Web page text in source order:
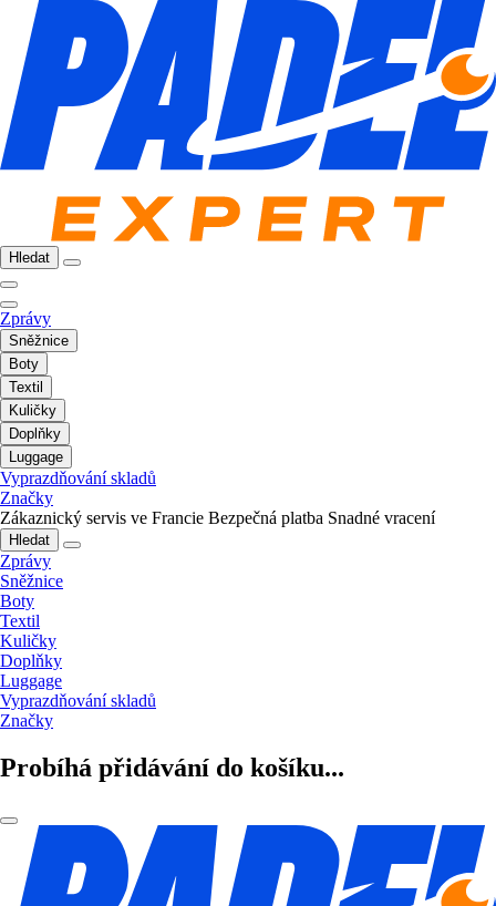
Hledat
Zprávy
Sněžnice
Boty
Textil
Kuličky
Doplňky
Luggage
Vyprazdňování skladů
Značky
Zákaznický servis ve Francie Bezpečná platba Snadné vracení
Hledat
Zprávy
Sněžnice
Boty
Textil
Kuličky
Doplňky
Luggage
Vyprazdňování skladů
Značky
Probíhá přidávání do košíku...